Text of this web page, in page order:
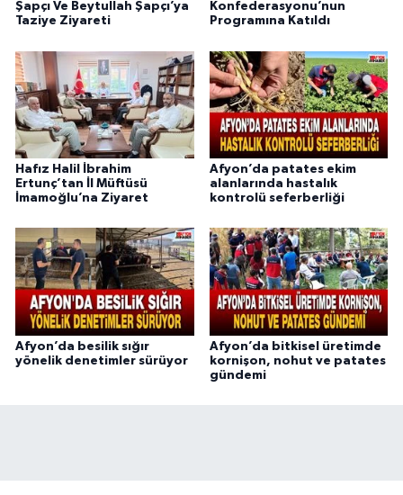
Şapçı Ve Beytullah Şapçı’ya
Taziye Ziyareti
Konfederasyonu’nun
Programına Katıldı
Hafız Halil İbrahim
Ertunç’tan İl Müftüsü
İmamoğlu’na Ziyaret
Afyon’da patates ekim
alanlarında hastalık
kontrolü seferberliği
Afyon’da besilik sığır
yönelik denetimler sürüyor
Afyon’da bitkisel üretimde
kornişon, nohut ve patates
gündemi